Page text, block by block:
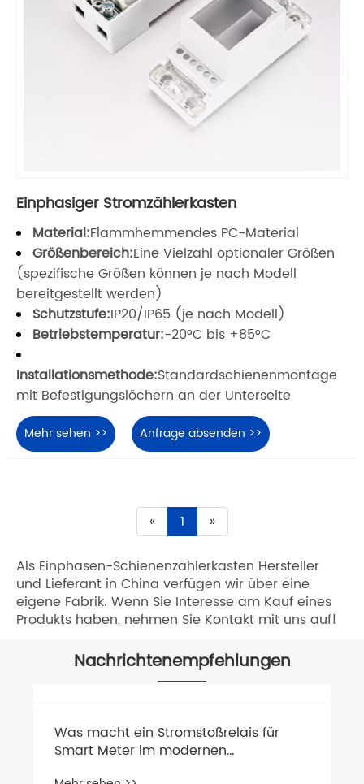
Einphasiger Stromzählerkasten
Material:Flammhemmendes PC-Material
Größenbereich:Eine Vielzahl optionaler Größen
(spezifische Größen können je nach Modell
bereitgestellt werden)
Schutzstufe:IP20/IP65 (je nach Modell)
Betriebstemperatur:-20°C bis +85°C
Installationsmethode:Standardschienenmontage
mit Befestigungslöchern an der Unterseite
Mehr sehen >> Anfrage absenden >>
« 1 »
Als Einphasen-Schienenzählerkasten Hersteller
und Lieferant in China verfügen wir über eine
eigene Fabrik. Wenn Sie Interesse am Kauf eines
Produkts haben, nehmen Sie Kontakt mit uns auf!
Nachrichtenempfehlungen